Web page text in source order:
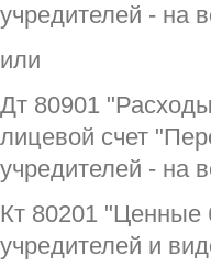
учредителей - на
или
Дт 80901
лицевой счет
учредителей - на
Кт 80201 "Ценные
учредителей и